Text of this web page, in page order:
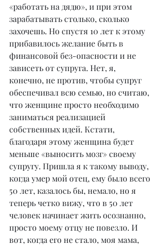
«работать на дядю», и при этом
зарабатывать столько, сколько
захочешь. Но спустя 10 лет к этому
прибавилось желание быть в
финансовой без-опасности и не
зависеть от супруга. Нет, я,
конечно, не против, чтобы супруг
обеспечивал всю семью, но считаю,
что женщине просто необходимо
заниматься реализацией
собственных идей. Кстати,
благодаря этому женщина будет
меньше «выносить мозг» своему
супругу. Пришла я к такому выводу,
когда умер мой отец, ему было всего
50 лет, казалось бы, немало, но я
теперь четко вижу, что в 50 лет
человек начинает жить осознанно,
просто моему отцу не повезло. И
вот, когда его не стало, моя мама,